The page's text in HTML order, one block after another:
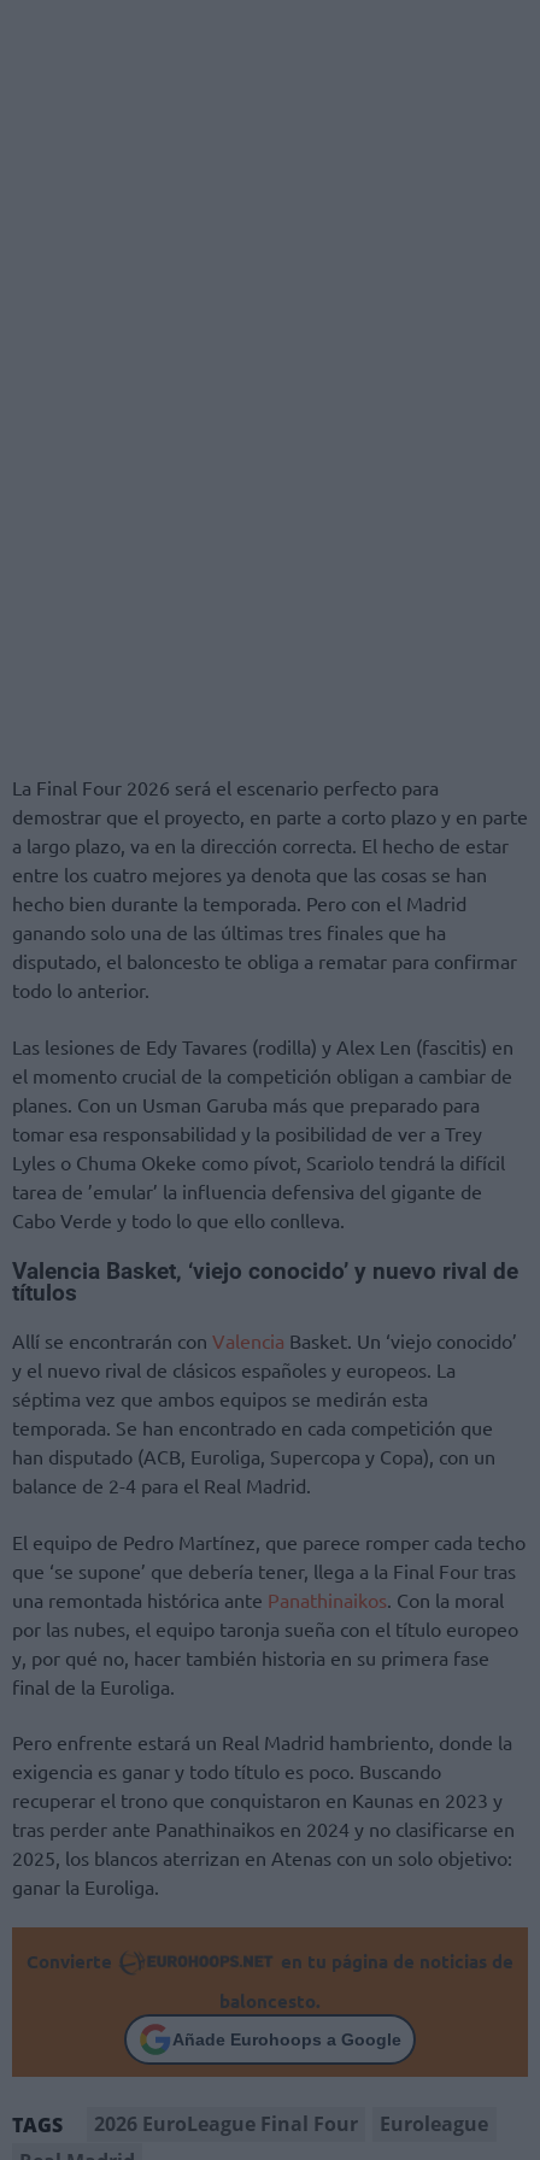
La Final Four 2026 será el escenario perfecto para
demostrar que el proyecto, en parte a corto plazo y en parte
a largo plazo, va en la dirección correcta. El hecho de estar
entre los cuatro mejores ya denota que las cosas se han
hecho bien durante la temporada. Pero con el Madrid
ganando solo una de las últimas tres finales que ha
disputado, el baloncesto te obliga a rematar para confirmar
todo lo anterior.
Las lesiones de Edy Tavares (rodilla) y Alex Len (fascitis) en
el momento crucial de la competición obligan a cambiar de
planes. Con un Usman Garuba más que preparado para
tomar esa responsabilidad y la posibilidad de ver a Trey
Lyles o Chuma Okeke como pívot, Scariolo tendrá la difícil
tarea de ’emular’ la influencia defensiva del gigante de
Cabo Verde y todo lo que ello conlleva.
Valencia Basket, ‘viejo conocido’ y nuevo rival de
títulos
Allí se encontrarán con Valencia Basket. Un ‘viejo conocido’
y el nuevo rival de clásicos españoles y europeos. La
séptima vez que ambos equipos se medirán esta
temporada. Se han encontrado en cada competición que
han disputado (ACB, Euroliga, Supercopa y Copa), con un
balance de 2-4 para el Real Madrid.
El equipo de Pedro Martínez, que parece romper cada techo
que ‘se supone’ que debería tener, llega a la Final Four tras
una remontada histórica ante Panathinaikos . Con la moral
por las nubes, el equipo taronja sueña con el título europeo
y, por qué no, hacer también historia en su primera fase
final de la Euroliga.
Pero enfrente estará un Real Madrid hambriento, donde la
exigencia es ganar y todo título es poco. Buscando
recuperar el trono que conquistaron en Kaunas en 2023 y
tras perder ante Panathinaikos en 2024 y no clasificarse en
2025, los blancos aterrizan en Atenas con un solo objetivo:
ganar la Euroliga.
Convierte
en tu página de noticias de
baloncesto.
Añade Eurohoops a Google
TAGS 2026 EuroLeague Final Four
Euroleague